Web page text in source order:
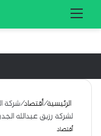
الرئيسية/أقتصاد/شركة
لشركة رزيق عبدالله
أقتصاد